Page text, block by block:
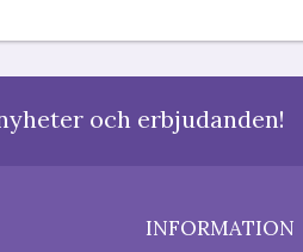
och erbjudanden!
INFORMATION